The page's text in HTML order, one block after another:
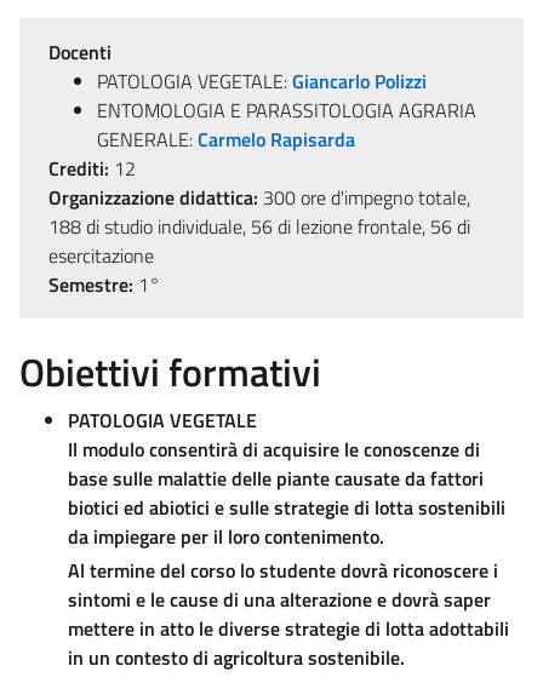
Docenti
PATOLOGIA VEGETALE:Giancarlo Polizzi
ENTOMOLOGIA E PARASSITOLOGIA AGRARIA
GENERALE:Carmelo Rapisarda
Crediti: 12
Organizzazione didattica: 300 ore d'impegno totale,
188 di studio individuale, 56 di lezione frontale, 56 di
esercitazione
Semestre: 1°
Obiettivi formativi
PATOLOGIA VEGETALE
Il modulo consentirà di acquisire le conoscenze di
base sulle malattie delle piante causate da fattori
biotici ed abiotici e sulle strategie di lotta sostenibili
da impiegare per il loro contenimento.
Al termine del corso lo studente dovrà riconoscere i
sintomi e le cause di una alterazione e dovrà saper
mettere in atto le diverse strategie di lotta adottabili
in un contesto di agricoltura sostenibile.